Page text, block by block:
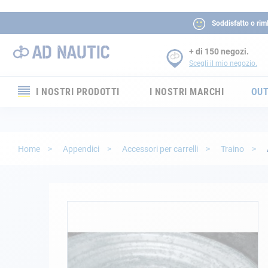
Soddisfatto o
+ di 150 negozi.
Scegli il mio negozio.
I NOSTRI PRODOTTI
Elettricità
I NOSTRI MARCHI
Home Appendici Accessori per carrelli Traino
fine